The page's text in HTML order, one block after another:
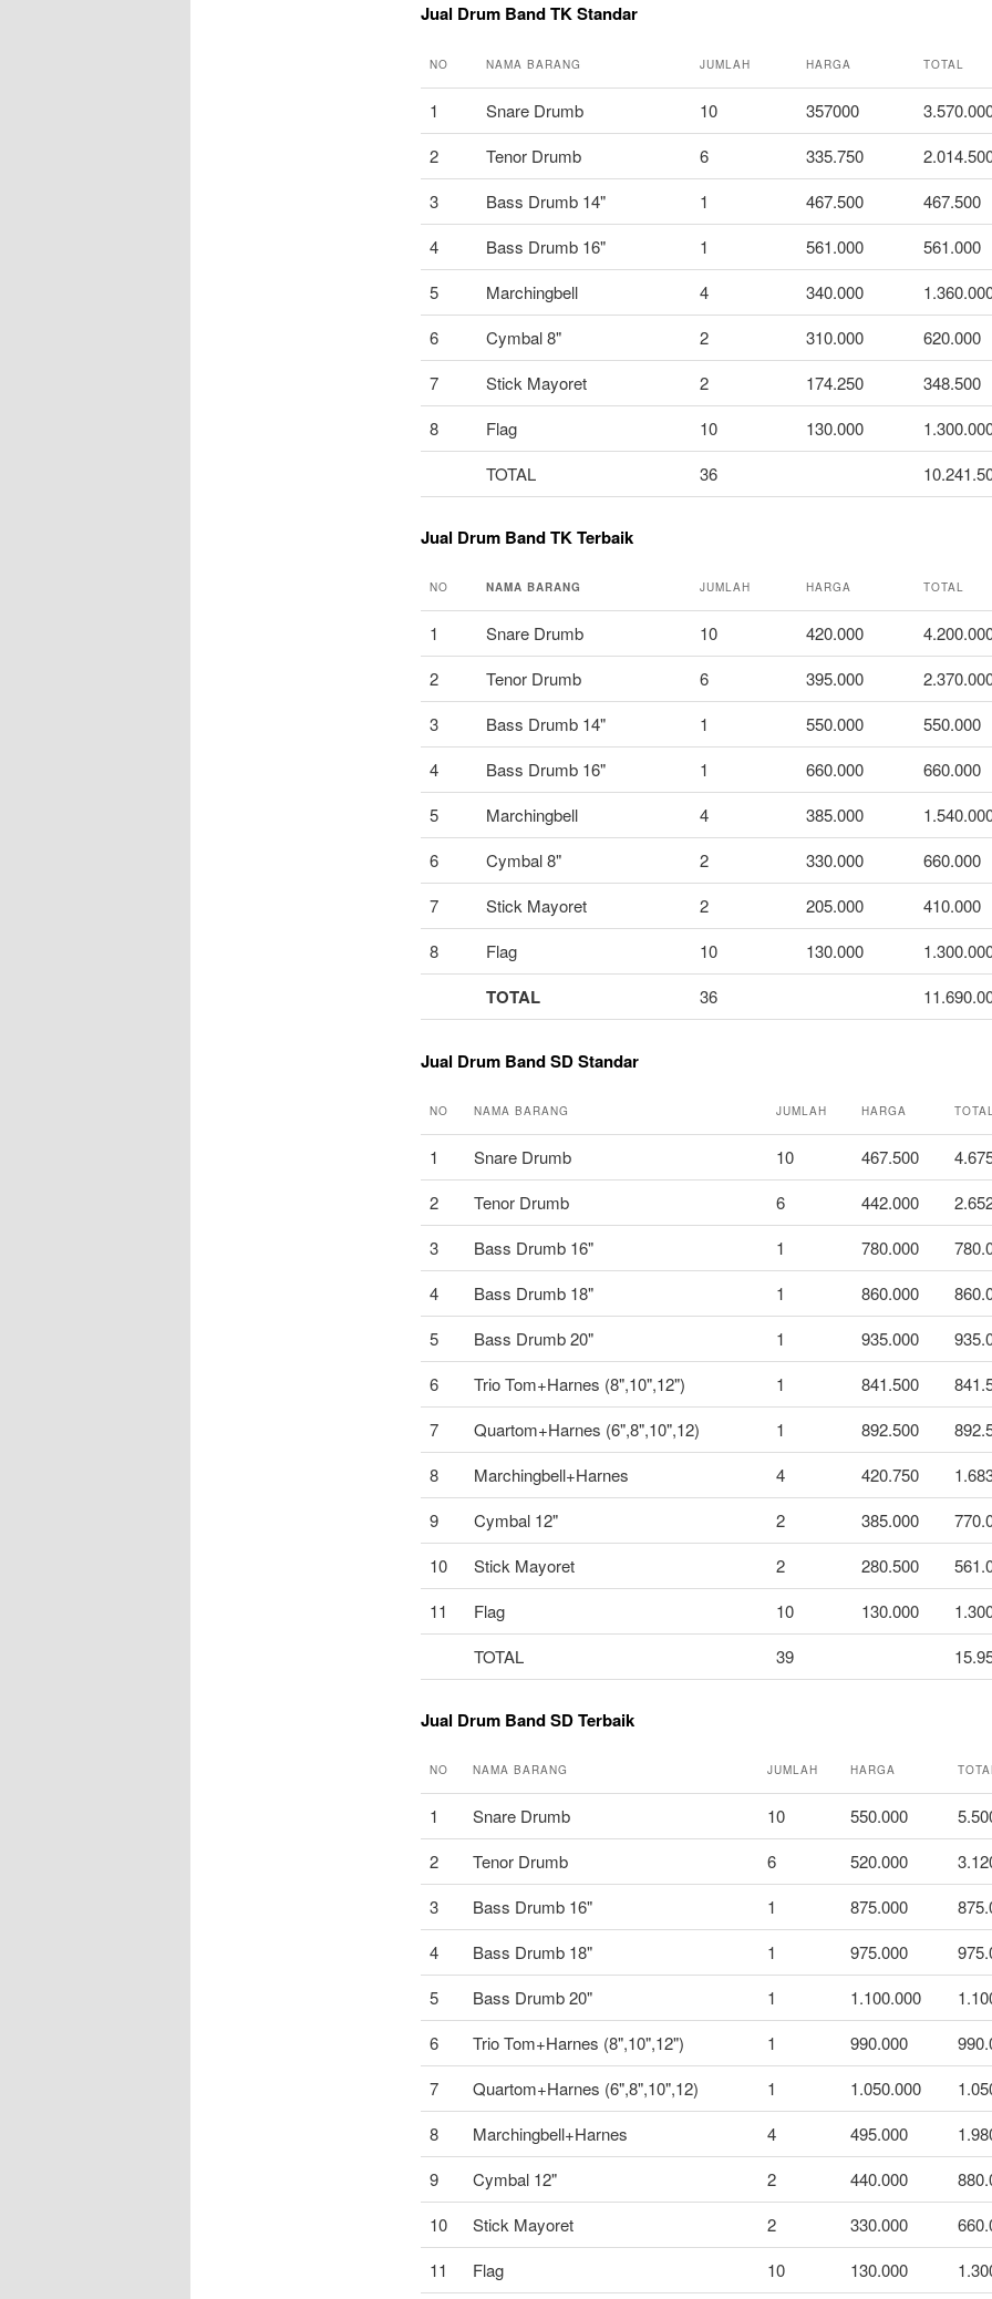
Jual Drum Band TK Standar
NO NAMA BARANG JUMLAH HARGA TOTAL
1 Snare Drumb 10 357000
2
Tenor Drumb 6 335.750
3
Bass Drumb 14" 1 467.500
467.500
4
Bass Drumb 16" 1 561.000
561.000
5
Marchingbell 4 340.000
6
Cymbal 8" 2 310.000
620.000
7
Stick Mayoret 2 174.250
348.500
8
Flag 10 130.000
TOTAL
36
Jual Drum Band TK Terbaik
NO NAMA BARANG JUMLAH HARGA TOTAL
1 Snare Drumb 10 420.000
2
Tenor Drumb 6 395.000
3
Bass Drumb 14" 1 550.000
550.000
4
Bass Drumb 16" 1 660.000
660.000
5
Marchingbell 4 385.000
6
Cymbal 8" 2 330.000
660.000
7
Stick Mayoret 2 205.000
410.000
8
Flag 10 130.000
TOTAL 36
Jual Drum Band SD Standar
NO NAMA BARANG JUMLAH HARGA TOTAL
1 Snare Drumb 10 467.500
2
Tenor Drumb 6 442.000
3
Bass Drumb 16" 1 780.000
4
Bass Drumb 18" 1 860.000
5
Bass Drumb 20" 1 935.000
6
Trio Tom+Harnes (8",10",12") 1 841.500
7
Quartom+Harnes (6",8",10",12) 1 892.500
8
Marchingbell+Harnes 4 420.750
9
Cymbal 12" 2 385.000
10
Stick Mayoret 2 280.500
11
Flag 10 130.000
TOTAL
39
Jual Drum Band SD Terbaik
NO NAMA BARANG JUMLAH HARGA
1 Snare Drumb 10 550.000
2
Tenor Drumb 6 520.000
3
Bass Drumb 16" 1 875.000
4
Bass Drumb 18" 1 975.000
5
Bass Drumb 20" 1 1.100.000
6
Trio Tom+Harnes (8",10",12") 1 990.000
7
Quartom+Harnes (6",8",10",12) 1 1.050.000
8
Marchingbell+Harnes 4 495.000
9
Cymbal 12" 2 440.000
10
Stick Mayoret 2 330.000
11
Flag 10 130.000